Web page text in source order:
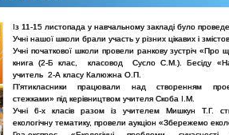
Із 11-15 листопада у навчальному закладі було
Учні нашої школи брали участь у різних цікавих і
Учні початкової школи провели ранкову зустріч «Про
книга (2-Б клас, класовод Сусло С.М.). Бесіду
учитель 2-А класу Калюжна О.П.
П’ятикласники працювали над створенням
стежками» під керівництвом учителя Скоба І.М.
Учні 6-х класів разом із учителем Мишкун Т.Г.
екологічну тематику, провели аукціон «Збережемо